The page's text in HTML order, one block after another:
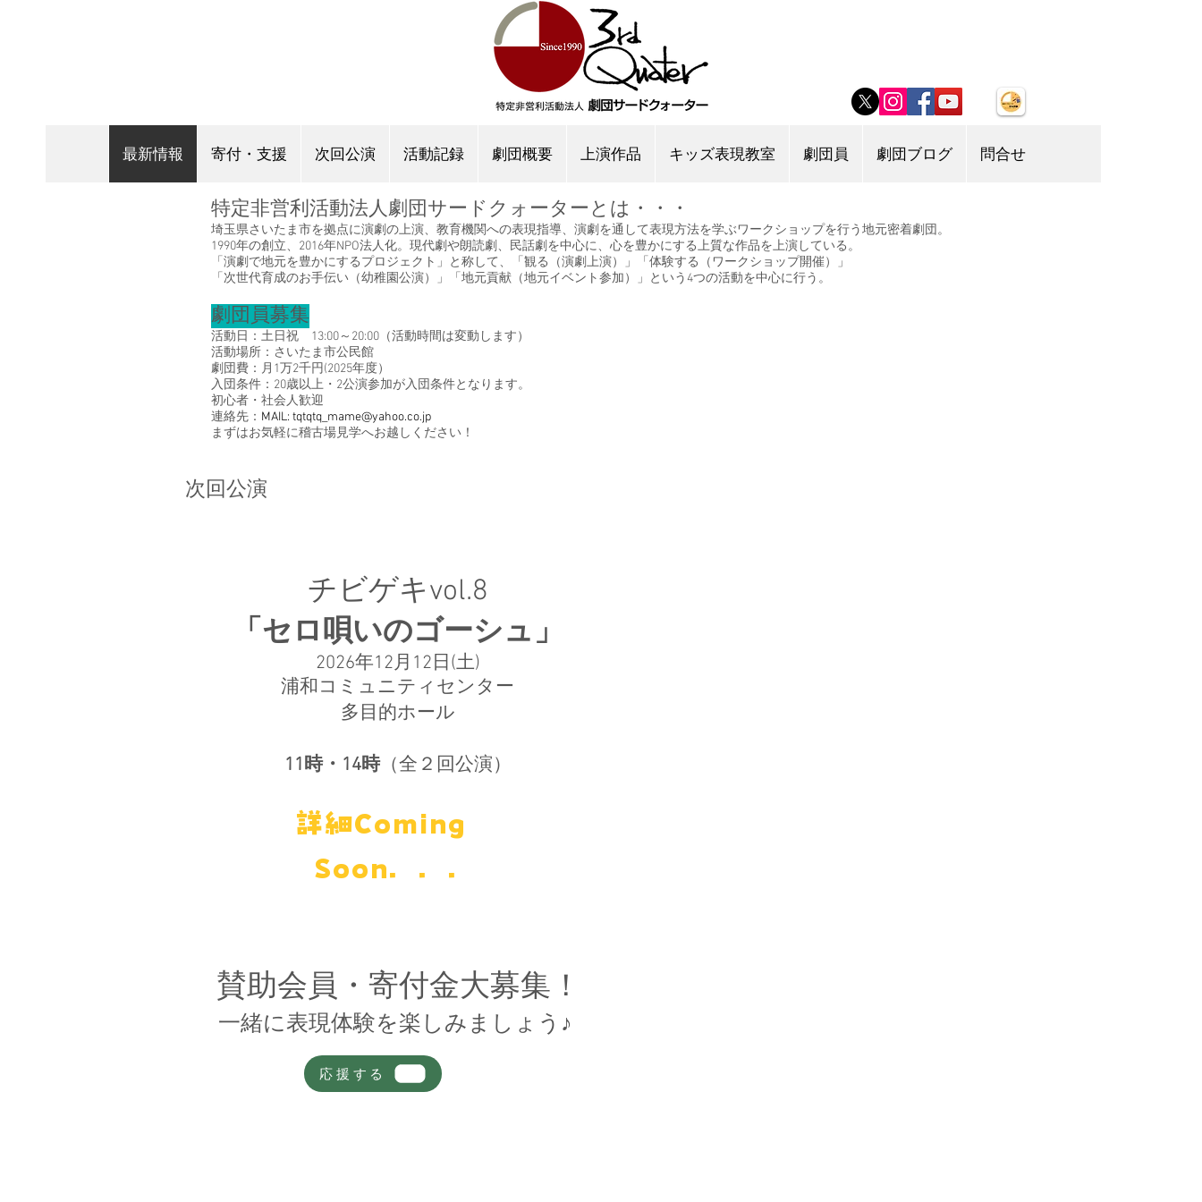
最新情報 寄付・支援 次回公演 活動記録 劇団概要 上演作品 キッズ表現教室 劇団員 劇団ブログ 問合せ
特定非営利活動法人劇団サードクォーターとは・・・
埼玉県さいたま市を拠点に演劇の上演、教育機関への表現指導、 演劇を通して表現方法を学ぶワークショップを行う地元密着劇団。
1990年の創立、2016年NPO法人化。現代劇や朗読劇、民話劇を中心に、心を豊かにする上質な作品を上演している。
「演劇で地元を豊かにするプロジェクト」と称して、
「観る（演劇上演）」
「体験する（ワークショップ開催）」
「次世代育成のお手伝い（幼稚園公演）」
「地元貢献（地元イベント参加）」という4つの活動を中心に行う。
劇団員募集
活動日：土日祝 13:00～20:00（活動時間は変動します）
活動場所：さいたま市公民館
劇団費：月1万2千円(2025年度）
入団条件：20歳以上・2公演参加が入団条件となります。
初心者・社会人歓迎
連絡先： MAIL: tqtqtq_mame@yahoo.co.jp
まずはお気軽に稽古場見学へお越しください！​
​賛助会員・寄付金大募集！
​一緒に表現体験を楽しみましょう♪
応援する
チビゲキvol.8
​「セロ唄いのゴーシュ」
2026年12月12日(土)
浦和コミュニティセンター
多目的ホール
​11時・14時（全２回公演）
次回公演
詳細Coming
Soon．．．